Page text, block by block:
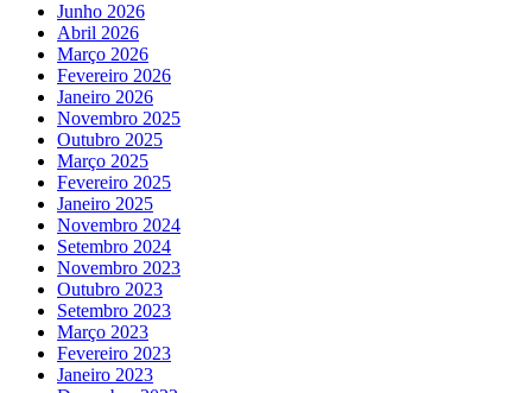
Junho 2026
Abril 2026
Março 2026
Fevereiro 2026
Janeiro 2026
Novembro 2025
Outubro 2025
Março 2025
Fevereiro 2025
Janeiro 2025
Novembro 2024
Setembro 2024
Novembro 2023
Outubro 2023
Setembro 2023
Março 2023
Fevereiro 2023
Janeiro 2023